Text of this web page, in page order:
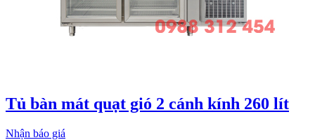
Tủ bàn mát quạt gió 2 cánh kính 260 lít
Nhận báo giá